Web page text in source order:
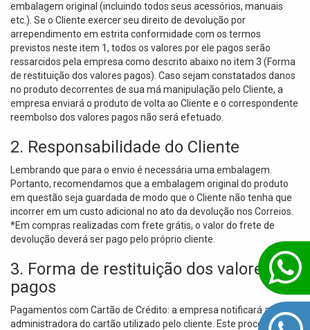
embalagem original (incluindo todos seus acessórios, manuais
etc.). Se o Cliente exercer seu direito de devolução por
arrependimento em estrita conformidade com os termos
previstos neste item 1, todos os valores por ele pagos serão
ressarcidos pela empresa como descrito abaixo no item 3 (Forma
de restituição dos valores pagos). Caso sejam constatados danos
no produto decorrentes de sua má manipulação pelo Cliente, a
empresa enviará o produto de volta ao Cliente e o correspondente
reembolso dos valores pagos não será efetuado.
2. Responsabilidade do Cliente
Lembrando que para o envio é necessária uma embalagem.
Portanto, recomendamos que a embalagem original do produto
em questão seja guardada de modo que o Cliente não tenha que
incorrer em um custo adicional no ato da devolução nos Correios.
*Em compras realizadas com frete grátis, o valor do frete de
devolução deverá ser pago pelo próprio cliente.
3. Forma de restituição dos valores
pagos
Pagamentos com Cartão de Crédito: a empresa notificará a
administradora do cartão utilizado pelo cliente. Este procedimento